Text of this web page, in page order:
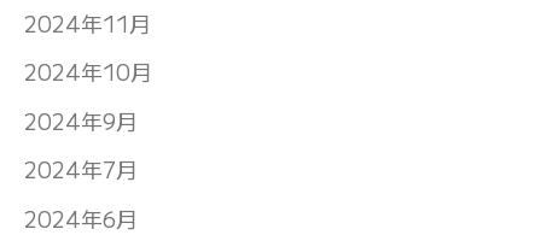
2024年11月
2024年10月
2024年9月
2024年7月
2024年6月